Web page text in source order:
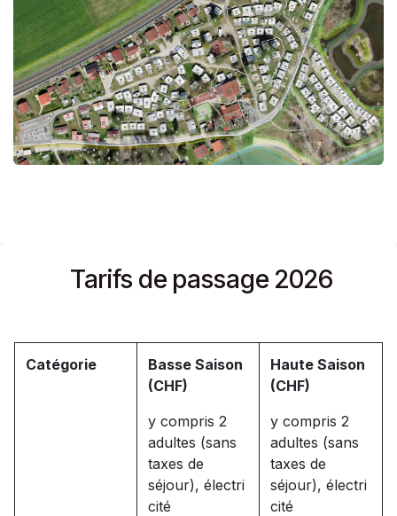
Tarifs de passage 2026
Catégorie
Basse Saison
(CHF)
y compris 2
adultes (sans
taxes de
séjour), électri
cité
Haute Saison
(CHF)
y compris 2
adultes (sans
taxes de
séjour), électri
cité